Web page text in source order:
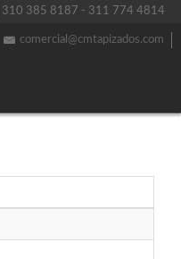
310 385 8187 - 311 774 4814
comercial@cmtapizados.com